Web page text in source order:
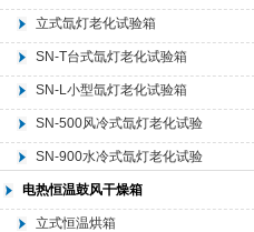
立式氙灯老化试验箱
SN-T台式氙灯老化试验箱
SN-L小型氙灯老化试验箱
SN-500风冷式氙灯老化试验
箱
SN-900水冷式氙灯老化试验
箱
电热恒温鼓风干燥箱
立式恒温烘箱